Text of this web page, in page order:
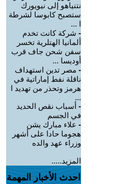
نتنياهو إلى نيويورك
ستصبح كابوسا لشرطة
ا ...
- شركة كانت تخدم
ألمانيا الهتلرية تخسر
سفن شحن جاف قرب
أوديسا ...
- مصر تدين استهداف
ناقلة نفط إماراتية في
هرمز وتحذر من تهديد ا
...
- أسباب نقص الحديد
في الجسم
- علاء مبارك يشن
هجوما حادا على أشهر
وزراء عهد والده
المزيد.....
احدث الأخبار المهمة